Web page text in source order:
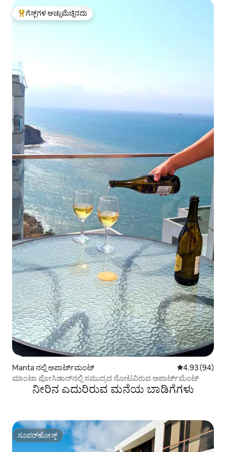
ಗೆಸ್ಟ್‌ಗಳಿಗೆ ಅತಿ ಹೆಚ್ಚು ಅಚ್ಚುಮೆಚ್ಚಿನದು
ಗೆಸ್ಟ್‌ಗಳ ಅಚ್ಚುಮೆಚ್ಚಿನದು
Manta ನಲ್ಲಿ ಅಪಾರ್ಟ್‌ಮಂಟ್ 5 ರಲ್ಲಿ 4.93
4.93 (94)
ಮಾಂಟಾ ಪೋಸಿಡಾನ್‌ನಲ್ಲಿ ಸಮುದ್ರದ ನೋಟವಿರುವ ಅಪಾರ್ಟ್‌ಮೆಂಟ್
ನೀರಿನ ಎದುರಿರುವ ಮನೆಯ ಬಾಡಿಗೆಗಳು
ಸೂಪರ್‌ಹೋಸ್ಟ್
ಸೂಪರ್‌ಹೋಸ್ಟ್